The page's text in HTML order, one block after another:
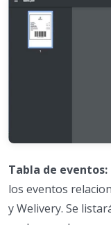
Tabla de eventos:
los eventos
y Welivery. Se